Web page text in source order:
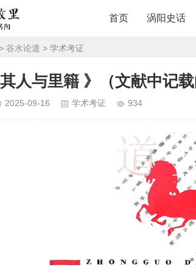
首页 涡阳史话
谷水论道 > 学术考证
其人与里籍 》（文献中记
2025-09-16 学术考证 934